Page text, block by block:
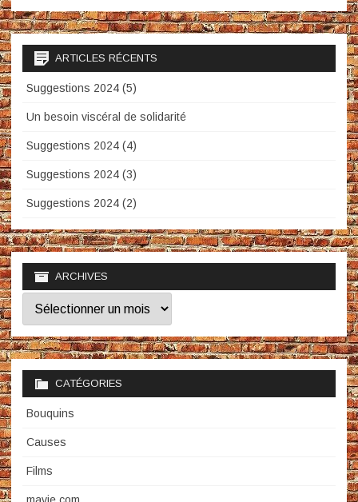
ARTICLES RÉCENTS
Suggestions 2024 (5)
Un besoin viscéral de solidarité
Suggestions 2024 (4)
Suggestions 2024 (3)
Suggestions 2024 (2)
ARCHIVES
Archives
CATÉGORIES
Bouquins
Causes
Films